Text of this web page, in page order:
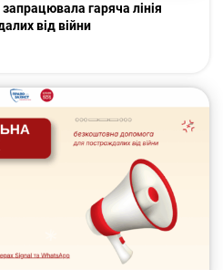
запрацювала гаряча лінія
від війни